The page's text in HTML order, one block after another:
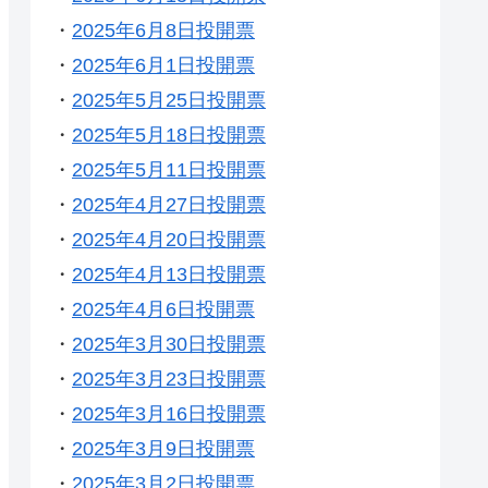
・ 2025年6月8日投開票
・ 2025年6月1日投開票
・ 2025年5月25日投開票
・ 2025年5月18日投開票
・ 2025年5月11日投開票
・ 2025年4月27日投開票
・ 2025年4月20日投開票
・ 2025年4月13日投開票
・ 2025年4月6日投開票
・ 2025年3月30日投開票
・ 2025年3月23日投開票
・ 2025年3月16日投開票
・ 2025年3月9日投開票